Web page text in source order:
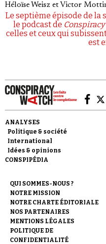
Héloïse Weisz et Victor
Le septième épisode de la
le podcast de
celles et ceux qui
est
ANALYSES
Politique & société
International
Idées & opinions
CONSPIPÉDIA
QUI SOMMES-NOUS ?
NOTRE MISSION
NOTRE CHARTE ÉDITORIALE
NOS PARTENAIRES
MENTIONS LÉGALES
POLITIQUE DE
CONFIDENTIALITÉ